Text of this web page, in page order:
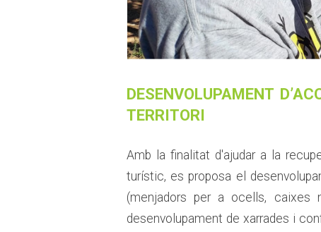
DESENVOLUPAMENT
TERRITORI
Amb la finalitat d'ajudar a la
turístic, es proposa el
(menjadors per a ocells, caixes
desenvolupament de xarrades i